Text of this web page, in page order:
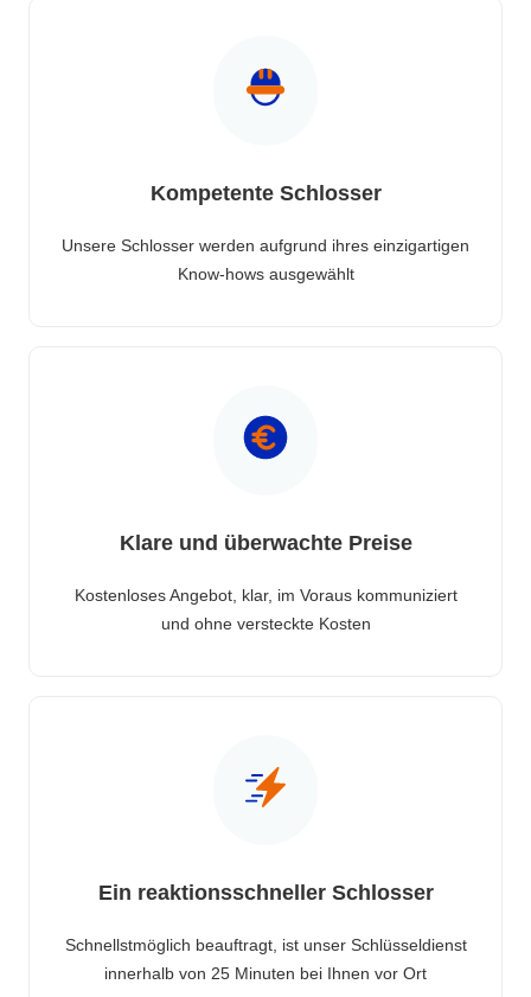
Kompetente Schlosser
Unsere Schlosser werden aufgrund ihres einzigartigen
Know-hows ausgewählt
Klare und überwachte Preise
Kostenloses Angebot, klar, im Voraus kommuniziert
und ohne versteckte Kosten
Ein reaktionsschneller Schlosser
Schnellstmöglich beauftragt, ist unser Schlüsseldienst
innerhalb von 25 Minuten bei Ihnen vor Ort